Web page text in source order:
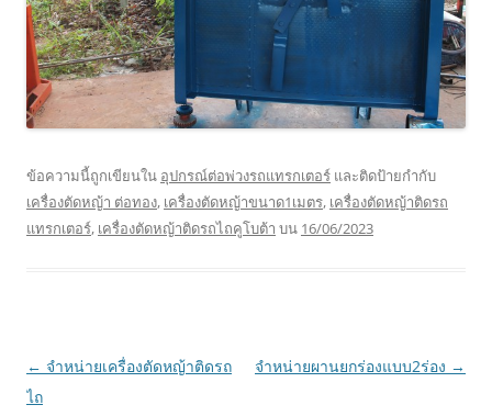
ข้อความนี้ถูกเขียนใน อุปกรณ์ต่อพ่วงรถแทรกเตอร์ และติดป้ายกำกับ
เครื่องตัดหญ้า ต่อทอง, เครื่องตัดหญ้าขนาด1เมตร, เครื่องตัดหญ้าติดรถ
แทรกเตอร์, เครื่องตัดหญ้าติดรถไถคูโบต้า บน 16/06/2023
เมนู
นำทาง
← จำหน่ายเครื่องตัดหญ้าติดรถ
ไถ
จำหน่ายผานยกร่องแบบ2ร่อง →